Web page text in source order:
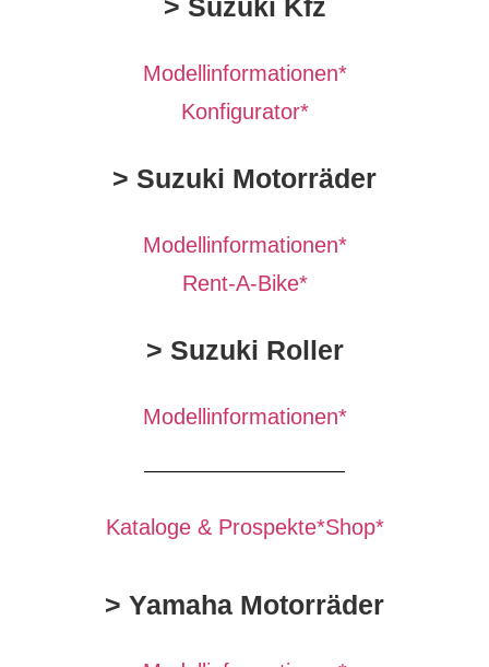
> Suzuki Kfz
Modellinformationen*
Konfigurator*
> Suzuki Motorräder
Modellinformationen*
Rent-A-Bike*
> Suzuki Roller
Modellinformationen*
Kataloge & Prospekte*Shop*
> Yamaha Motorräder